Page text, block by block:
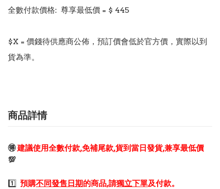
全數付款價格:  尊享最低價 = $ 445
$X = 價錢待供應商公佈，預訂價會低於官方價，實際以到
商品詳情
🉐建議使用全數付款,免補尾款,貨到當日發貨,兼享最低價
💯
1️⃣ 預購不同發售日期的商品,請獨立下單及付款。